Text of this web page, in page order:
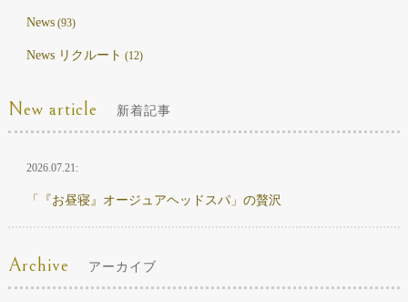
News(93)
News リクルート (12)
New article 新着記事
2026.07.21:
「『お昼寝』オージュアヘッドスパ」の贅沢
Archive アーカイブ